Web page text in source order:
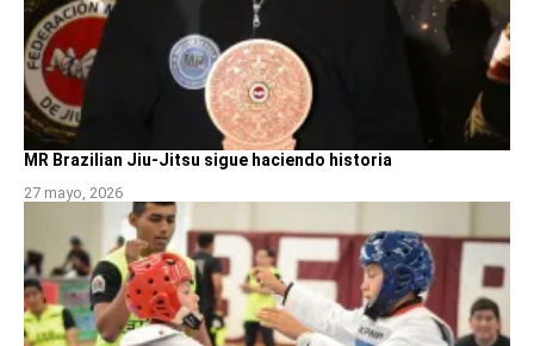
MR Brazilian Jiu-Jitsu sigue haciendo historia
27 mayo, 2026